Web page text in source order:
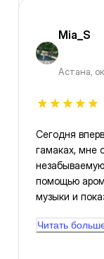
Mia_S
Астана,
Сегодня
гамаках, мне очень
помощью
музыки и показа асан на
Читать